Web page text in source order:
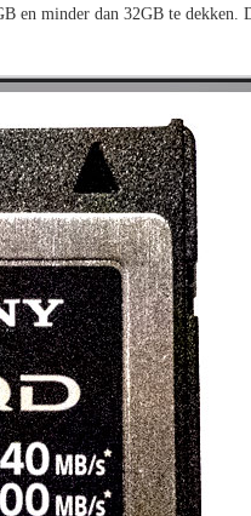
en minder dan 32GB te dekken.